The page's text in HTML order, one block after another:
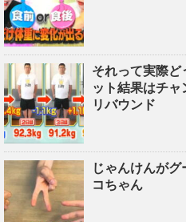
それって実際ど
ット結果はチ
リバウンド
じゃんけんが
コちゃん